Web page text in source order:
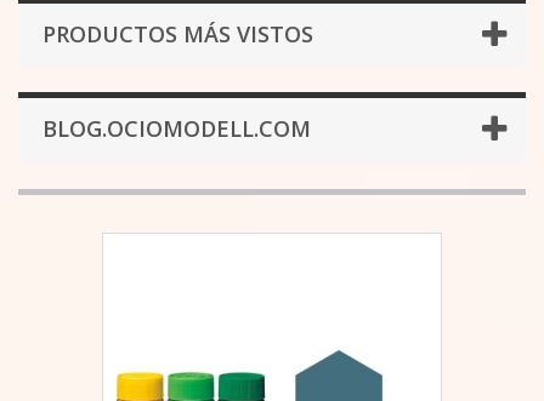
PRODUCTOS MÁS VISTOS
BLOG.OCIOMODELL.COM